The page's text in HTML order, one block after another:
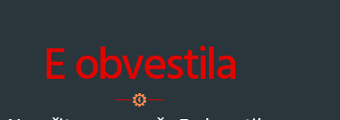
E obvestila